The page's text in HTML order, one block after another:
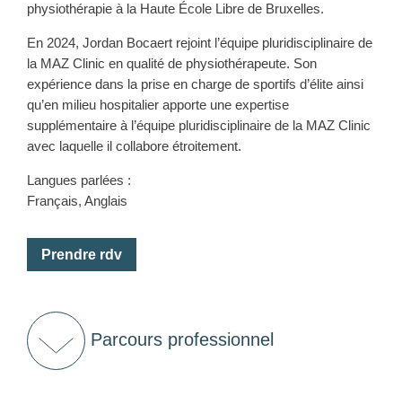
physiothérapie à la Haute École Libre de Bruxelles.
En 2024, Jordan Bocaert rejoint l’équipe pluridisciplinaire de
la MAZ Clinic en qualité de physiothérapeute. Son
expérience dans la prise en charge de sportifs d’élite ainsi
qu’en milieu hospitalier apporte une expertise
supplémentaire à l’équipe pluridisciplinaire de la MAZ Clinic
avec laquelle il collabore étroitement.
Langues parlées :
Français, Anglais
Prendre rdv
Parcours professionnel